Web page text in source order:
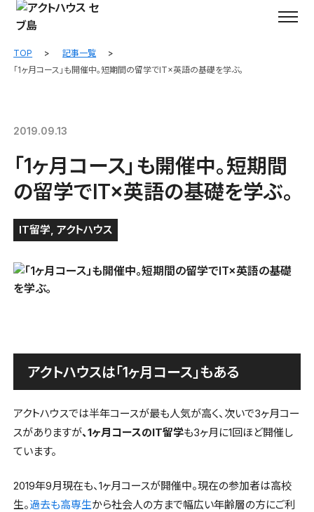
TOP
記事一覧
「1ヶ月コース」も開催中。短期間の留学でIT×英語の基礎を学ぶ。
2019.09.13
「1ヶ月コース」も開催中。短期間
の留学でIT×英語の基礎を学ぶ。
IT留学,アクトハウス
アクトハウスは「1ヶ月コース」もある
アクトハウスでは半年コースが最も人気が高く、次いで3ヶ月コー
スがありますが、1ヶ月コースのIT留学も3ヶ月に1回ほど開催し
ています。
2019年9月現在も、1ヶ月コースが開催中。現在の参加者は高校
生。過去も高専生から社会人の方まで幅広い年齢層の方にご利